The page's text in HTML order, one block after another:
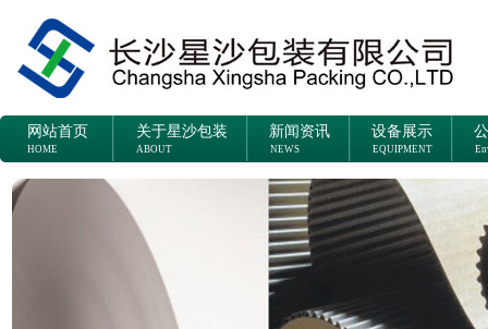
网站首页
HOME
关于星沙包装
ABOUT
新闻资讯
NEWS
设备展示
EQUIPMENT